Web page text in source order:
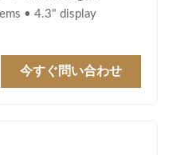
• 4.3" display
今すぐ問い合わせ